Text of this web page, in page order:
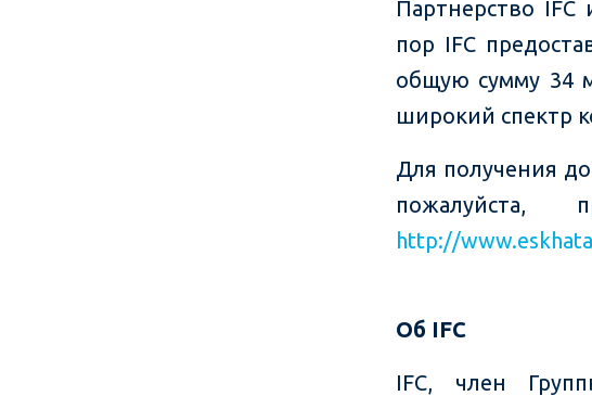
Партнерство IFC
пор IFC
общую сумму 34
широкий спектр
Для получения
пожалуйста,
http://
Об IFC
IFC, член